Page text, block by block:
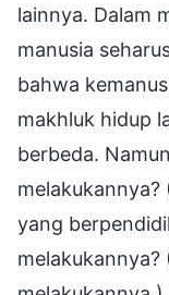
lainnya. Dalam
manusia
bahwa
makhluk hidup
berbeda.
yang
melakukannya?